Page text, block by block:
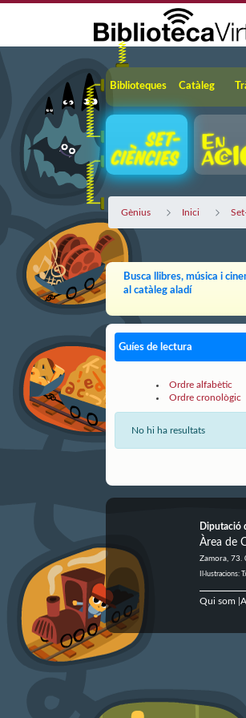
Navegació
Biblioteques Catàleg
Gènius Inici
Busca llibres, música i
al catàleg aladí
Guíes de lectura
Ordre alfabètic
Ordre cronològic
No hi ha resultats
Diputació
Àrea de
Zamora, 73.
Il·lustracions:
Qui som